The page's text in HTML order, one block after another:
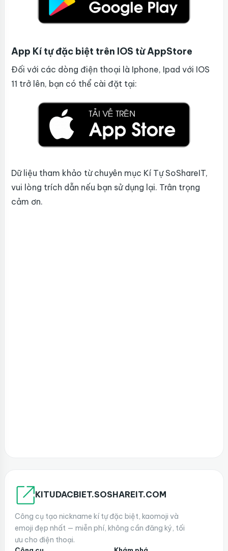
App Kí tự đặc biệt trên IOS từ AppStore
Đối với các dòng điện thoại là Iphone, Ipad với IOS
11 trở lên, bạn có thể cài đặt tại:
Dữ liệu tham khảo từ chuyên mục Kí Tự SoShareIT,
vui lòng trích dẫn nếu bạn sử dụng lại. Trân trọng
cảm ơn.
KITUDACBIET.SOSHAREIT.COM
Công cụ tạo nickname kí tự đặc biệt, kaomoji và
emoji đẹp nhất — miễn phí, không cần đăng ký, tối
ưu cho điện thoại.